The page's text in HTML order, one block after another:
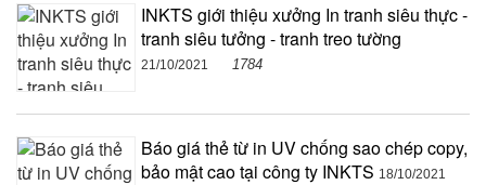
INKTS giới thiệu xưởng In tranh siêu thực -
tranh siêu tưởng - tranh treo tường
21/10/2021 1784
Báo giá thẻ từ in UV chống sao chép copy,
bảo mật cao tại công ty INKTS 18/10/2021